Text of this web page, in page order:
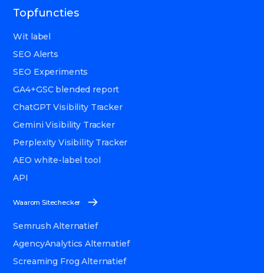
Topfuncties
Wit label
SEO Alerts
SEO Experiments
GA4+GSC blended report
ChatGPT Visibility Tracker
Gemini Visibility Tracker
Perplexity Visibility Tracker
AEO white-label tool
API
Waarom Sitechecker
Semrush Alternatief
AgencyAnalytics Alternatief
Screaming Frog Alternatief